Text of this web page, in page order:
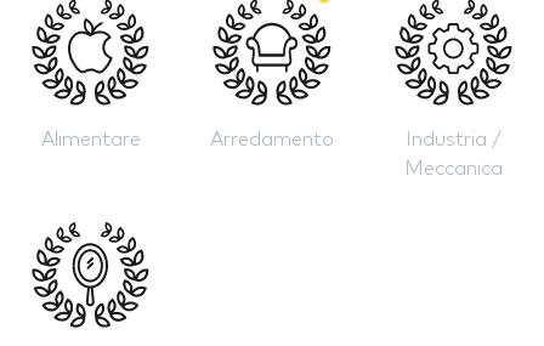
Alimentare Arredamento
Industria /
Meccanica